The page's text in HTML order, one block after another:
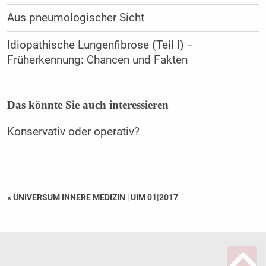
Aus pneumologischer Sicht
Idiopathische Lungenfibrose (Teil I) −
Früherkennung: Chancen und Fakten
Das könnte Sie auch interessieren
Konservativ oder operativ?
« UNIVERSUM INNERE MEDIZIN |UIM 01|2017